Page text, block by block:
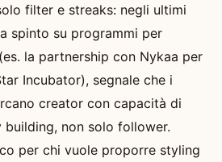
filter e streaks: negli ultimi
spinto su programmi per
la partnership con Nykaa per
Incubator), segnale che i
creator con capacità di
non solo follower.
per chi vuole proporre styling